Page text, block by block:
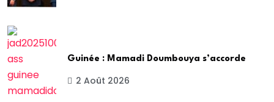
Guinée : Mamadi Doumbouya s’accorde
2 Août 2026